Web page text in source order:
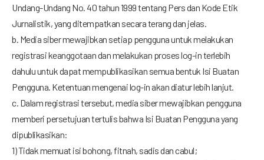
Undang-Undang No. 40 tahun 1999 tentang Pers dan Kode Etik
Jurnalistik, yang ditempatkan secara terang dan jelas.
b. Media siber mewajibkan setiap pengguna untuk melakukan
registrasi keanggotaan dan melakukan proses log-in terlebih
dahulu untuk dapat mempublikasikan semua bentuk Isi Buatan
Pengguna. Ketentuan mengenai log-in akan diatur lebih lanjut.
c. Dalam registrasi tersebut, media siber mewajibkan pengguna
memberi persetujuan tertulis bahwa Isi Buatan Pengguna yang
dipublikasikan:
1) Tidak memuat isi bohong, fitnah, sadis dan cabul;